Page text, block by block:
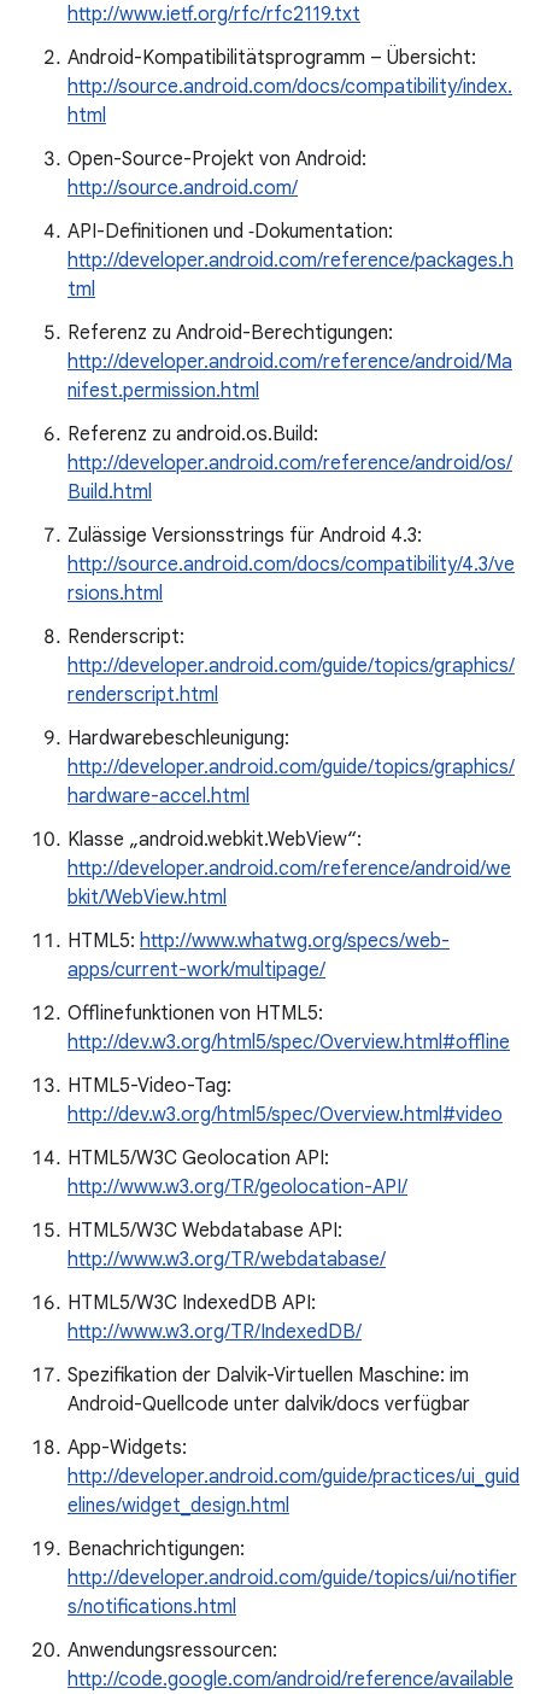
http://www.ietf.org/rfc/rfc2119.txt
Android-Kompatibilitätsprogramm – Übersicht:
http://source.android.com/docs/compatibility/index.
html
Open-Source-Projekt von Android:
http://source.android.com/
API-Definitionen und ‑Dokumentation:
http://developer.android.com/reference/packages.h
tml
Referenz zu Android-Berechtigungen:
http://developer.android.com/reference/android/Ma
nifest.permission.html
Referenz zu android.os.Build:
http://developer.android.com/reference/android/os/
Build.html
Zulässige Versionsstrings für Android 4.3:
http://source.android.com/docs/compatibility/4.3/ve
rsions.html
Renderscript:
http://developer.android.com/guide/topics/graphics/
renderscript.html
Hardwarebeschleunigung:
http://developer.android.com/guide/topics/graphics/
hardware-accel.html
Klasse „android.webkit.WebView“:
http://developer.android.com/reference/android/we
bkit/WebView.html
HTML5: http://www.whatwg.org/specs/web-
apps/current-work/multipage/
Offlinefunktionen von HTML5:
http://dev.w3.org/html5/spec/Overview.html#offline
HTML5-Video-Tag:
http://dev.w3.org/html5/spec/Overview.html#video
HTML5/W3C Geolocation API:
http://www.w3.org/TR/geolocation-API/
HTML5/W3C Webdatabase API:
http://www.w3.org/TR/webdatabase/
HTML5/W3C IndexedDB API:
http://www.w3.org/TR/IndexedDB/
Spezifikation der Dalvik-Virtuellen Maschine: im
Android-Quellcode unter dalvik/docs verfügbar
App-Widgets:
http://developer.android.com/guide/practices/ui_guid
elines/widget_design.html
Benachrichtigungen:
http://developer.android.com/guide/topics/ui/notifier
s/notifications.html
Anwendungsressourcen:
http://code.google.com/android/reference/available